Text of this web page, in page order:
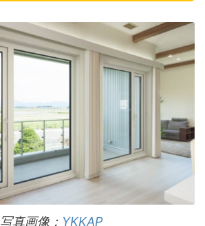
写真画像： YKKAP